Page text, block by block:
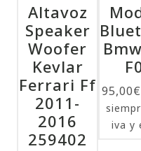
Altavoz
Speaker
Woofer
Kevlar
Ferrari Ff
2011-
2016
259402
95,00€
iva y